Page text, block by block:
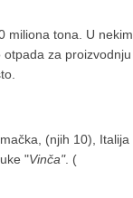
miliona tona. U nekim
za proizvodnju
(njih 10), Italija
"Vinča". (